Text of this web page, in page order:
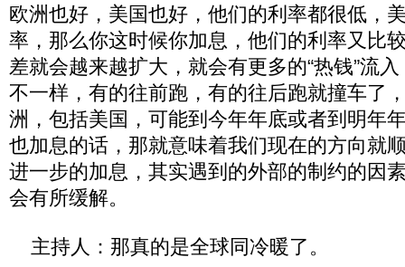
欧洲也好，美国也好，他们的利率都很低，
率，那么你这时候你加息，他们的利率又比
差就会越来越扩大，就会有更多的“热钱”流
不一样，有的往前跑，有的往后跑就撞车了
洲，包括美国，可能到今年年底或者到明年
也加息的话，那就意味着我们现在的方向就
进一步的加息，其实遇到的外部的制约的因
会有所缓解。
主持人：那真的是全球同冷暖了。